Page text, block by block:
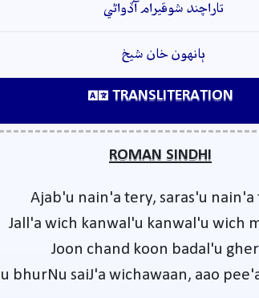
تاراچند شوقيرام آڏواڻي
ٻانهون خان شيخ
TRANSLITERATION
ROMAN SINDHI
Ajab'u nain'a tery, saras'u nain'a
Jall'a wich kanwal'u kanwal'u wich
Joon chand koon badal'u
bhurNu saiJ'a wichawaan, aao